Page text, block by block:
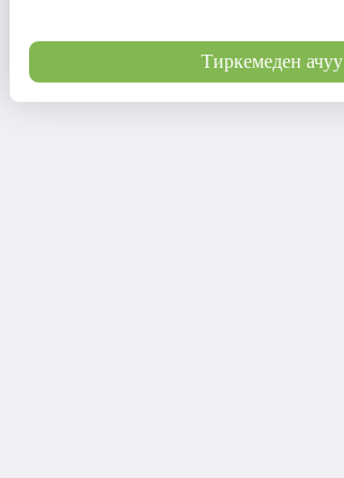
Тиркемеден ачуу